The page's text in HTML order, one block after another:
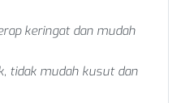
keringat dan mudah
tidak mudah kusut dan